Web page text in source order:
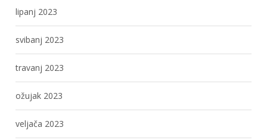
lipanj 2023
svibanj 2023
travanj 2023
ožujak 2023
veljača 2023